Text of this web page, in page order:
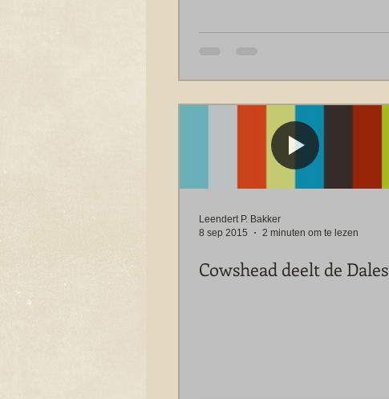
Leendert P. Bakker
8 sep 2015
2 minuten om te lezen
Cowshead deelt de Dales